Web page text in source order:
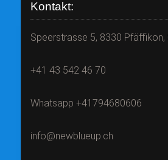
Kontakt:
Speerstrasse 5, 8330 Pfäffikon,
+41 43 542 46 70
Whatsapp +41794680606
info@newblueup.ch